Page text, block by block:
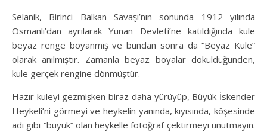
Selanik, Birinci Balkan Savaşı’nın sonunda 1912 yılında
Osmanlı’dan ayrılarak Yunan Devleti’ne katıldığında kule
beyaz renge boyanmış ve bundan sonra da “Beyaz Kule”
olarak anılmıştır. Zamanla beyaz boyalar döküldüğünden,
kule gerçek rengine dönmüştür.
Hazır kuleyi gezmişken biraz daha yürüyüp, Büyük İskender
Heykeli’ni görmeyi ve heykelin yanında, kıyısında, köşesinde
adı gibi “büyük” olan heykelle fotoğraf çektirmeyi unutmayın.